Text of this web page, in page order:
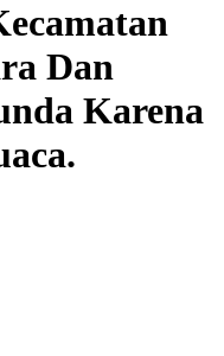
Dan
Karena